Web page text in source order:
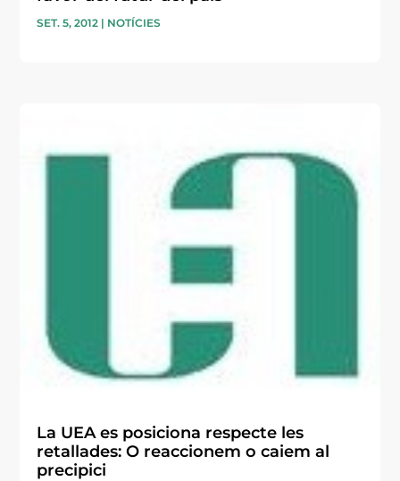
SET. 5, 2012 | NOTÍCIES
La UEA es posiciona respecte les
retallades: O reaccionem o caiem al
precipici